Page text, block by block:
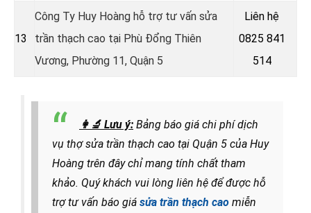
13
Công Ty Huy Hoàng hỗ trợ tư vấn sửa
trần thạch cao tại Phù Đổng Thiên
Vương, Phường 11, Quận 5
Liên hệ
0825 841
514
👩‍🔬 Lưu ý: Bảng báo giá chi phí dịch
vụ thợ sửa trần thạch cao tại Quận 5 của Huy
Hoàng trên đây chỉ mang tính chất tham
khảo. Quý khách vui lòng liên hệ để được hỗ
trợ tư vấn báo giá sửa trần thạch cao miễn